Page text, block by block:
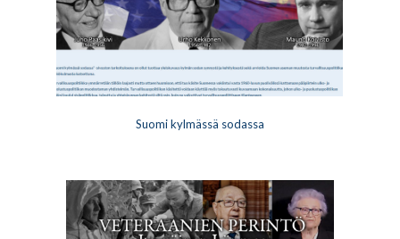
Suomi kylmässä sodassa